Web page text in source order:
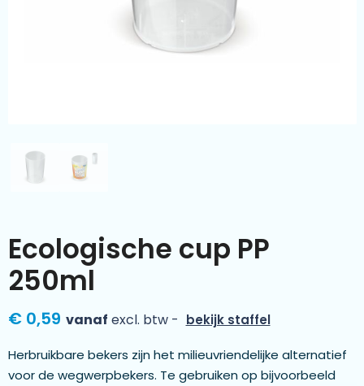
Kleding & textiel
Duurzamere geschenken
Ecologische cup PP
250ml
€ 0,59 vanaf excl. btw - bekijk staffel
Herbruikbare bekers zijn het milieuvriendelijke alternatief
voor de wegwerpbekers. Te gebruiken op bijvoorbeeld